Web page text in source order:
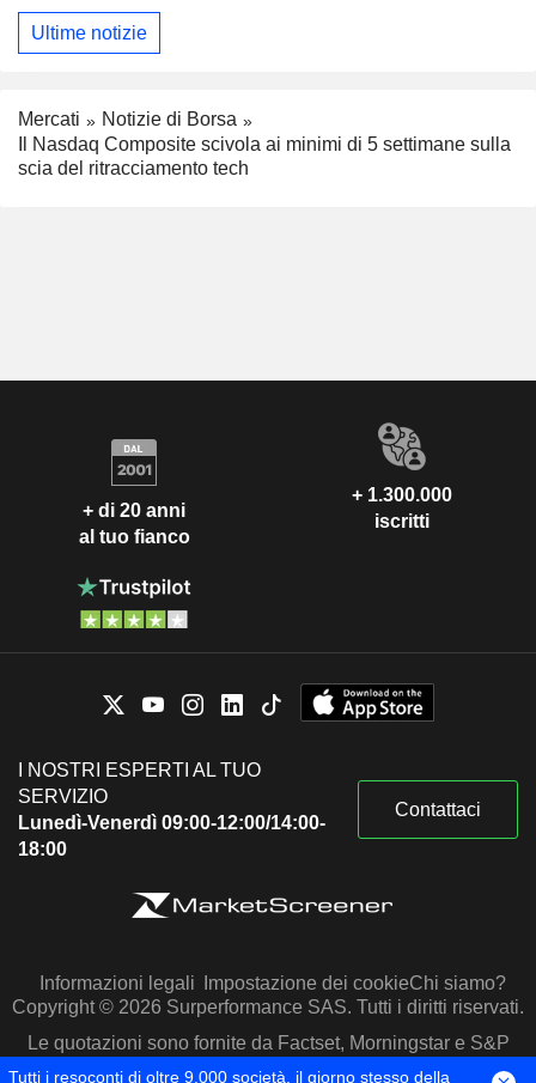
Ultime notizie
Mercati
Notizie di Borsa
Il Nasdaq Composite scivola ai minimi di 5 settimane sulla
scia del ritracciamento tech
+ di 20 anni
al tuo fianco
+ 1.300.000
iscritti
I NOSTRI ESPERTI AL TUO
SERVIZIO
Lunedì-Venerdì 09:00-12:00/14:00-
18:00
Contattaci
Informazioni legali Impostazione dei cookieChi siamo?
Copyright © 2026 Surperformance SAS. Tutti i diritti riservati.
Le quotazioni sono fornite da Factset, Morningstar e S&P
Capital IQ
Tutti i resoconti di oltre 9.000 società, il giorno stesso della